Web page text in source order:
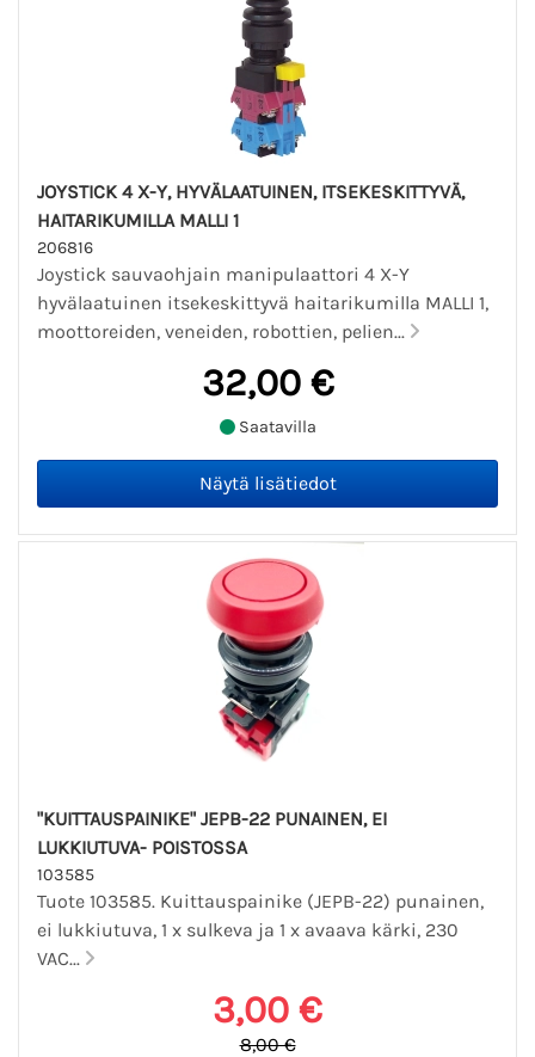
JOYSTICK 4 X-Y, HYVÄLAATUINEN, ITSEKESKITTYVÄ,
HAITARIKUMILLA MALLI 1
206816
Joystick sauvaohjain manipulaattori 4 X-Y
hyvälaatuinen itsekeskittyvä haitarikumilla MALLI 1,
moottoreiden, veneiden, robottien, pelien...
32,00 €
Saatavilla
"KUITTAUSPAINIKE" JEPB-22 PUNAINEN, EI
LUKKIUTUVA- POISTOSSA
103585
Tuote 103585. Kuittauspainike (JEPB-22) punainen,
ei lukkiutuva, 1 x sulkeva ja 1 x avaava kärki, 230
VAC...
3,00 €
8,00 €